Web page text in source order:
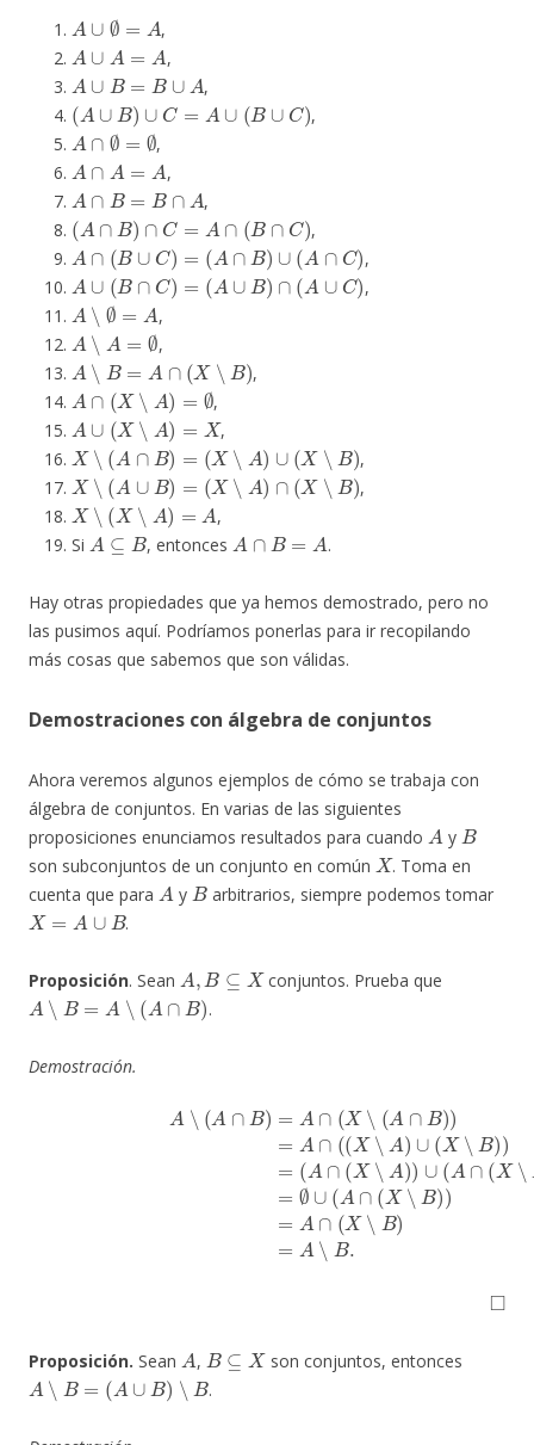
A ∅=
,
A∪A=
,
A∪B=B A
,
(A∪ B)∪ =A∪ (B ∪
,
A∩∅=∅
,
A∩ A=
,
A∩ B=B A
,
(A∩ B)∩ =A∩(B ∩
,
A∩( B∪C ) =(A B)∪ A∩C
,
A∪ ( B∩ C) =(A B)∩( A∪C )
,
A∖∅=A
,
A∖A=
,
A∖B= ∩(X B)
,
A∩( X∖A )=∅
,
A∪ ( X∖A) =X
,
X∖( A∩B ) =(X A)∪(X B
,
X∖( A∪B )=(X )∩(X ∖B
,
X∖( X∖A)=A
,
Si
A ⊆B
, entonces
A =
.
Hay otras propiedades que ya hemos demostrado, pero no
las pusimos aquí. Podríamos ponerlas para ir recopilando
más cosas que sabemos que son válidas.
Demostraciones con álgebra de conjuntos
Ahora veremos algunos ejemplos de cómo se trabaja con
álgebra de conjuntos. En varias de las siguientes
proposiciones enunciamos resultados para cuando
A
y
B
son subconjuntos de un conjunto en común
X
. Toma en
cuenta que para
A
y
B
arbitrarios, siempre podemos tomar
X=A∪B
.
Proposición. Sean
A B⊆
conjuntos. Prueba que
A∖B=A∖(A∩B)
.
Demostración.
(usando 13)A∖( A ∩B )=A X ∖( A∩B )(usando 16)
∩( X ∖ A )∪ (A∩ ∖ B) )(usando 14)=
(usando 1 y 3) =A ∖ B) (usando 13)=
◻
Proposición. Sean
A
,
B⊆
son conjuntos, entonces
A∖B=(A∪B) ∖B
.